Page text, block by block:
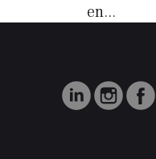
en...